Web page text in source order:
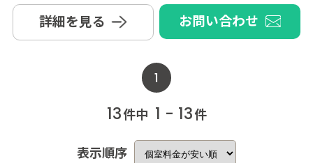
詳細を見る お問い合わせ
1
13件中 1 - 13件
表示順序